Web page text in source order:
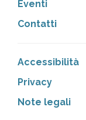
Eventi
Contatti
Accessibilità
Privacy
Note legali